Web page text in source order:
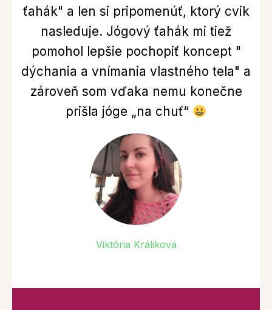
ťahák" a len si pripomenúť, ktorý cvik
nasleduje. Jógový ťahák mi tiež
pomohol lepšie pochopiť koncept "
dýchania a vnímania vlastného tela" a
zároveň som vďaka nemu konečne
prišla jóge „na chuť“
Viktória Králiková